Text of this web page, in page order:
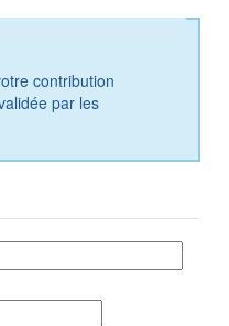
contribution
par les